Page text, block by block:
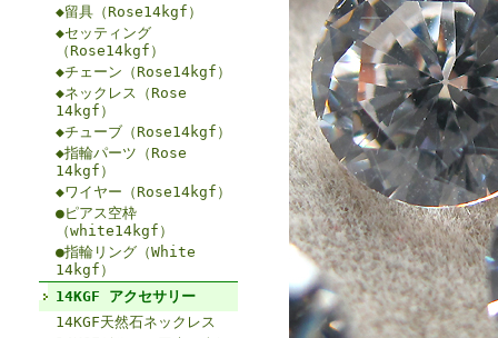
◆留具（Rose14kgf）
◆セッティング
（Rose14kgf）
◆チェーン（Rose14kgf）
◆ネックレス（Rose
14kgf）
◆チューブ（Rose14kgf）
◆指輪パーツ（Rose
14kgf）
◆ワイヤー（Rose14kgf）
●ピアス空枠
（white14kgf）
●指輪リング（White
14kgf）
14KGF アクセサリー
14KGF天然石ネックレス